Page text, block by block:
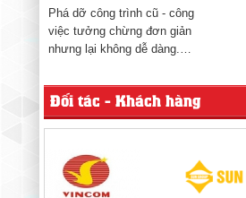
Phá dỡ công trình cũ - công
việc tưởng chừng đơn giản
nhưng lại không dễ dàng.
trình xây dựng từ thời bao
cấp, chung cư, cơ quan
cũ… đã xuống cấp, không
Đối tác - Khách hàng